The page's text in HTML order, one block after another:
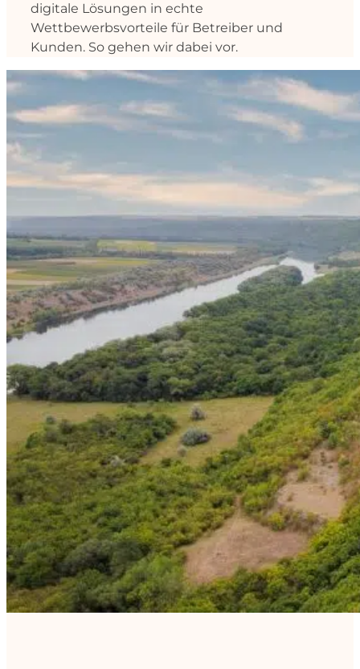
digitale Lösungen in echte
Wettbewerbsvorteile für Betreiber und
Kunden. So gehen wir dabei vor.